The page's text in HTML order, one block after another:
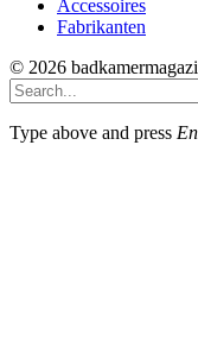
Accessoires
Fabrikanten
© 2026
Type above and press